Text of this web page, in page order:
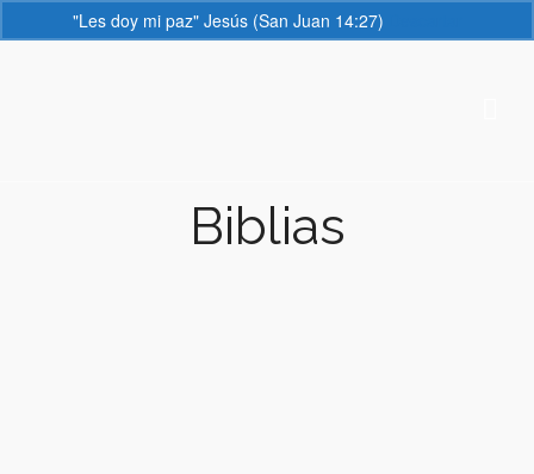
"Les doy mi paz" Jesús (San Juan 14:27)
Biblias